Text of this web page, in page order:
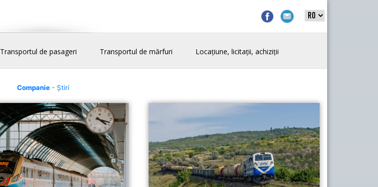
Transportul de pasageri Transportul de mărfuri Locațiune, licitații, achiziții
Companie- Știri